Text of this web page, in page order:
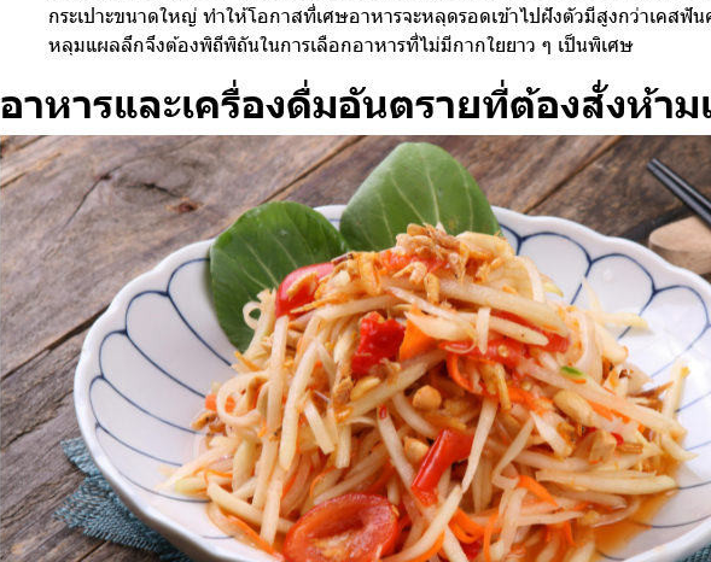
กระเปาะขนาดใหญ่ ทำให้โอกาสที่เศษอาหารจะหลุดรอดเข้าไปฝังตัวมีสูงกว่าเคส
หลุมแผลลึกจึงต้องพิถีพิถันในการเลือกอาหารที่ไม่มีกากใยยาว ๆ เป็นพิเศษ
อาหารและเครื่องดื่มอันตรายที่ต้องสั่งห้า